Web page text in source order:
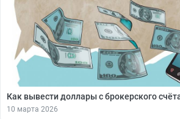
Как вывести доллары с брокерского
10 марта 2026